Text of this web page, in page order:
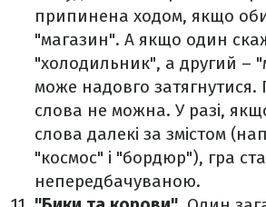
припинена ходом, якщо
"магазин". А якщо один
"холодильник", а другий –
може надовго
слова не можна. У разі,
слова далекі за змістом
"космос" і "бордюр"), гра
непередбачуваною.